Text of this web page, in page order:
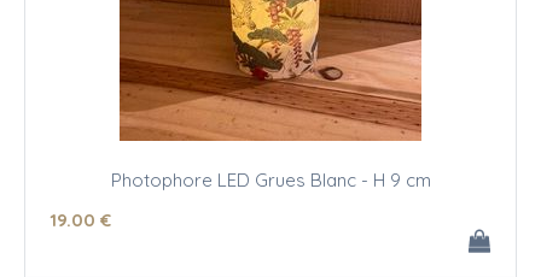
Photophore LED Grues Blanc - H 9 cm
19.00 €